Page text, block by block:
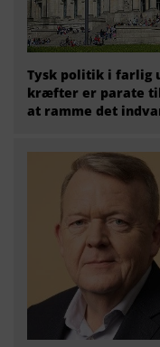
Tysk politik i farlig
kræfter er parate
at ramme det